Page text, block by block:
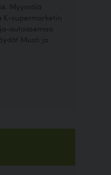
Myymälä
K-supermarketin
autoasemaa
Musti ja